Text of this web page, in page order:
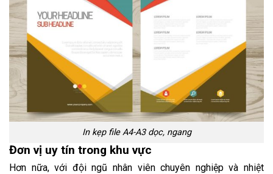
In kẹp file A4-A3 dọc, ngang
Đơn vị uy tín trong khu vực
Hơn nữa, với đội ngũ nhân viên chuyên nghiệp và nhiệt